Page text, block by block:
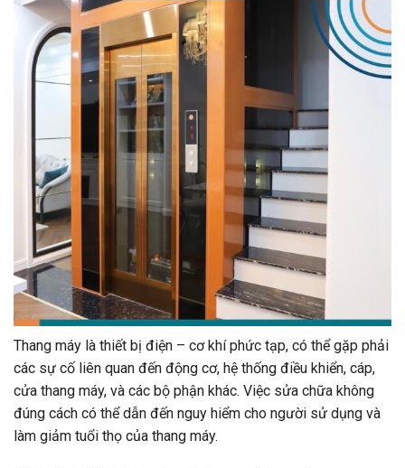
Thang máy là thiết bị điện – cơ khí phức tạp, có thể gặp phải
các sự cố liên quan đến động cơ, hệ thống điều khiển, cáp,
cửa thang máy, và các bộ phận khác. Việc sửa chữa không
đúng cách có thể dẫn đến nguy hiểm cho người sử dụng và
làm giảm tuổi thọ của thang máy.